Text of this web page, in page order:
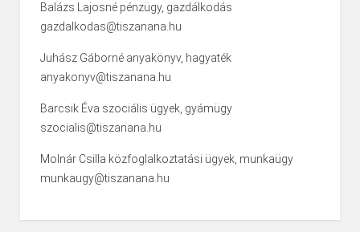
Balázs Lajosné pénzügy, gazdálkodás
gazdalkodas@tiszanana.hu
Juhász Gáborné anyakönyv, hagyaték
anyakonyv@tiszanana.hu
Barcsik Éva szociális ügyek, gyámügy
szocialis@tiszanana.hu
Molnár Csilla közfoglalkoztatási ügyek, munkaügy
munkaugy@tiszanana.hu